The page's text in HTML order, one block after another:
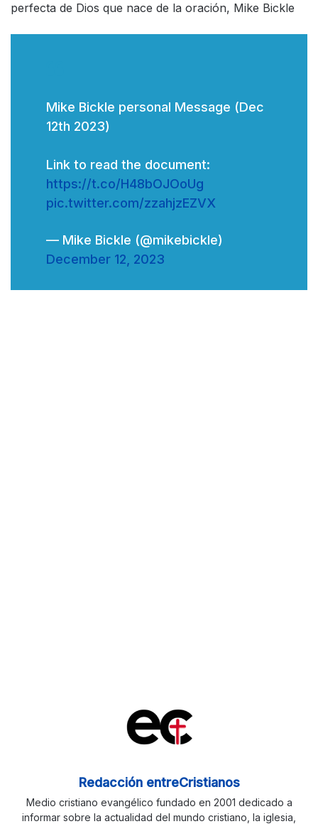
perfecta de Dios que nace de la oración, Mike Bickle
Mike Bickle personal Message (Dec
12th 2023)
Link to read the document:
https://t.co/H48bOJOoUg
pic.twitter.com/zzahjzEZVX
— Mike Bickle (@mikebickle)
December 12, 2023
Redacción entreCristianos
Medio cristiano evangélico fundado en 2001 dedicado a
informar sobre la actualidad del mundo cristiano, la iglesia,